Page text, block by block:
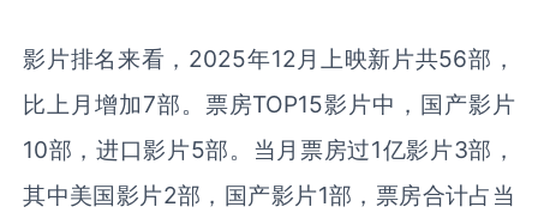
影片排名来看，2025年12月上映新片共56部，
比上月增加7部。票房TOP15影片中，国产影片
10部，进口影片5部。当月票房过1亿影片3部，
其中美国影片2部，国产影片1部，票房合计占当